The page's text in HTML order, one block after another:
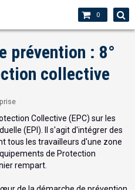
0
prévention : 8°
collective
Collective (EPC) sur les
(EPI). Il s'agit d'intégrer des
tous les travailleurs d'une zone
de Protection
rempart.